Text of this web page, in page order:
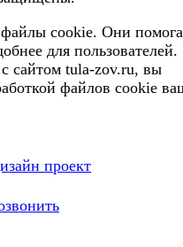
cookie. Они
для пользователей.
сайтом tula-zov.ru, вы
файлов cookie
проект